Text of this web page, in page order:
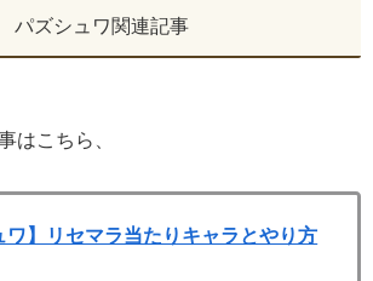
パズシュワ関連記事
はこちら、
ワ】リセマラ当たりキャラとやり方